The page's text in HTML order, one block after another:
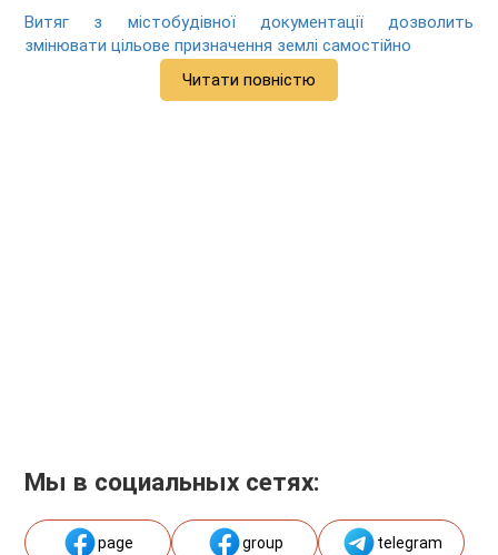
Витяг з містобудівної документації дозволить
змінювати цільове призначення землі самостійно
Читати повністю
Мы в социальных сетях:
page group telegram